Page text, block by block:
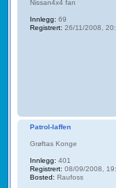
Nissan4x4 fan
Innlegg: 69
Registrert: 26/11/2008,
Patrol-laffen
Grøftas Konge
Innlegg: 401
Registrert: 08/09/2008,
Bosted: Raufoss